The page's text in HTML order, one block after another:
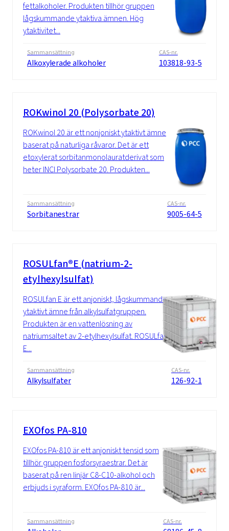
fettalkoholer. Produkten tillhör gruppen
lågskummande ytaktiva ämnen. Hög
ytaktivitet...
Sammansättning
Alkoxylerade alkoholer
CAS-nr.
103818-93-5
ROKwinol 20 (Polysorbate 20)
ROKwinol 20 är ett nonjoniskt ytaktivt ämne
baserat på naturliga råvaror. Det är ett
etoxylerat sorbitanmonolauratderivat som
heter INCI Polysorbate 20. Produkten...
Sammansättning
Sorbitanestrar
CAS-nr.
9005-64-5
ROSULfan®E (natrium-2-
etylhexylsulfat)
ROSULfan E är ett anjoniskt, lågskummande
ytaktivt ämne från alkylsulfatgruppen.
Produkten är en vattenlösning av
natriumsaltet av 2-etylhexylsulfat. ROSULfan
E...
Sammansättning
Alkylsulfater
CAS-nr.
126-92-1
EXOfos PA-810
EXOfos PA-810 är ett anjoniskt tensid som
tillhör gruppen fosforsyraestrar. Det är
baserat på ren linjär C8-C10-alkohol och
erbjuds i syraform. EXOfos PA-810 är...
Sammansättning CAS-nr.